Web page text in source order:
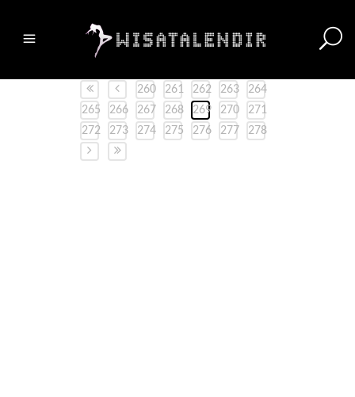
260 261 262 263
264
265
266 267 268 269 270
271
272
273 274 275 276 277 278